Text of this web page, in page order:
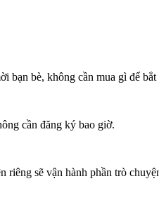
bạn bè, không cần mua gì để bắt
cần đăng ký bao giờ.
sẽ vận hành phần trò